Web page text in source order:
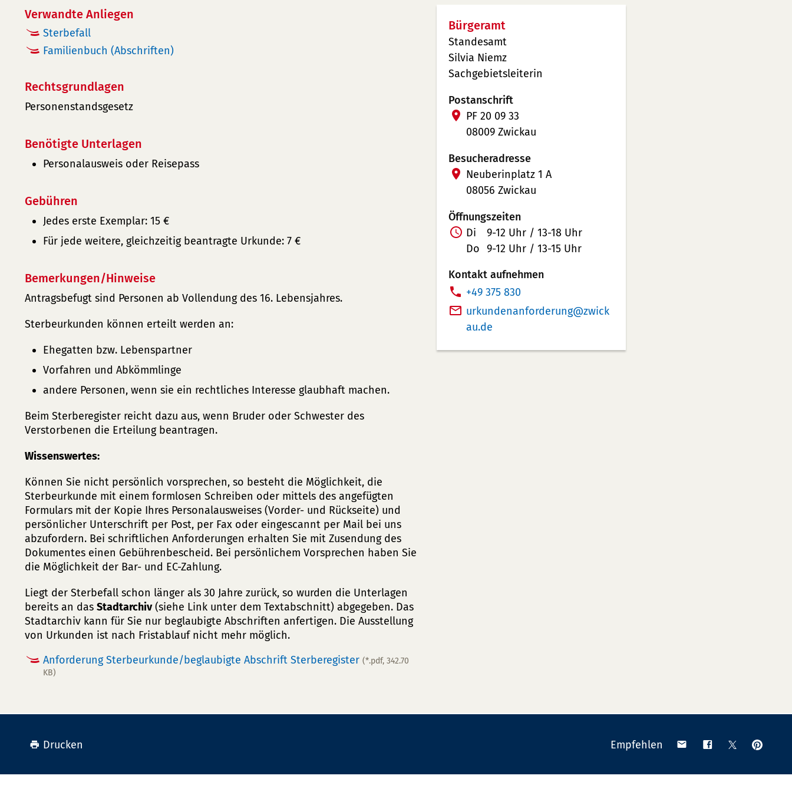
Verwandte Anliegen
Sterbefall
Familienbuch (Abschriften)
Rechtsgrundlagen
Personenstandsgesetz
Benötigte Unterlagen
Personalausweis oder Reisepass
Gebühren
Jedes erste Exemplar: 15 €
Für jede weitere, gleichzeitig beantragte Urkunde: 7 €
Bemerkungen/Hinweise
Antragsbefugt sind Personen ab Vollendung des 16. Lebensjahres.
Sterbeurkunden können erteilt werden an:
Ehegatten bzw. Lebenspartner
Vorfahren und Abkömmlinge
andere Personen, wenn sie ein rechtliches Interesse glaubhaft machen.
Beim Sterberegister reicht dazu aus, wenn Bruder oder Schwester des
Verstorbenen die Erteilung beantragen.
Wissenswertes:
Können Sie nicht persönlich vorsprechen, so besteht die Möglichkeit, die
Sterbeurkunde mit einem formlosen Schreiben oder mittels des angefügten
Formulars mit der Kopie Ihres Personalausweises (Vorder- und Rückseite) und
persönlicher Unterschrift per Post, per Fax oder eingescannt per Mail bei uns
abzufordern. Bei schriftlichen Anforderungen erhalten Sie mit Zusendung des
Dokumentes einen Gebührenbescheid. Bei persönlichem Vorsprechen haben Sie
die Möglichkeit der Bar- und EC-Zahlung.
Liegt der Sterbefall schon länger als 30 Jahre zurück, so wurden die Unterlagen
bereits an das Stadtarchiv(siehe Link unter dem Textabschnitt) abgegeben. Das
Stadtarchiv kann für Sie nur beglaubigte Abschriften anfertigen. Die Ausstellung
von Urkunden ist nach Fristablauf nicht mehr möglich.
Anforderung Sterbeurkunde/beglaubigte Abschrift Sterberegister (*.pdf, 342.70
KB)
Bürgeramt
Standesamt
Silvia Niemz
Sachgebietsleiterin
Postanschrift
PF 20 09 33
08009 Zwickau
Besucheradresse
Neuberinplatz 1 A
08056 Zwickau
Öffnungszeiten
Di
9-12 Uhr / 13-18 Uhr
Do 9-12 Uhr / 13-15 Uhr
Kontakt aufnehmen
T
e
l
f
+49 375 830
urkundenanforderung
zwick
au de
Drucken Empfehlen
Teilen Teilen Teilen